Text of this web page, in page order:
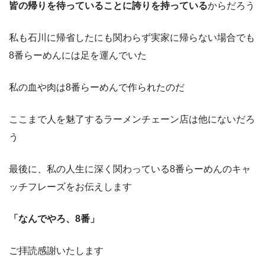
皆の帰りを待っていることに誇りを持っているからだろう
私も石川に帰省したにも関わらず実家に帰らない場合でも
8番らーめんには足を運んでいた
私の血や肉は8番らーめんで作られたのだ
ここまで人を魅了するラーメンチェーン店は他にないだろ
う
最後に、私の人生に深く関わっている8番らーめんのキャ
ッチフレーズをお伝えします
「なんでやろ、8番」
ご拝読感謝いたします